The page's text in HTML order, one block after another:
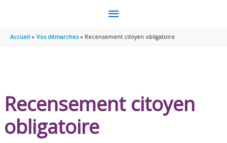
MENU
PRINCIPAL
Accueil Vos démarches Recensement citoyen obligatoire
Recensement citoyen
obligatoire